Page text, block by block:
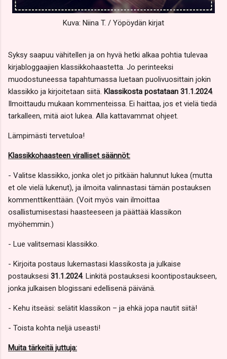
Kuva: Niina T. / Yöpöydän kirjat
Syksy saapuu vähitellen ja on hyvä hetki alkaa pohtia tulevaa
kirjabloggaajien klassikkohaastetta. Jo perinteeksi
muodostuneessa tapahtumassa luetaan puolivuosittain jokin
klassikko ja kirjoitetaan siitä. Klassikosta postataan 31.1.2024.
Ilmoittaudu mukaan kommenteissa. Ei haittaa, jos et vielä tiedä
tarkalleen, mitä aiot lukea. Alla kattavammat ohjeet.
Lämpimästi tervetuloa!
Klassikkohaasteen viralliset säännöt:
- Valitse klassikko, jonka olet jo pitkään halunnut lukea (mutta
et ole vielä lukenut), ja ilmoita valinnastasi tämän postauksen
kommenttikenttään. (Voit myös vain ilmoittaa
osallistumisestasi haasteeseen ja päättää klassikon
myöhemmin.)
- Lue valitsemasi klassikko.
- Kirjoita postaus lukemastasi klassikosta ja julkaise
postauksesi 31.1.2024. Linkitä postauksesi koontipostaukseen,
jonka julkaisen blogissani edellisenä päivänä.
- Kehu itseäsi: selätit klassikon – ja ehkä jopa nautit siitä!
- Toista kohta neljä useasti!
Muita tärkeitä juttuja: